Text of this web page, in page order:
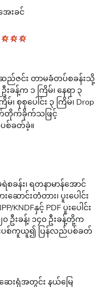
ေးခင်
ည်ဇင်း တာမခံတပ်စခန်းသို့
ဦးခန့်က ၁ ကြိမ်၊ နေရာ ၃
၊ စုစုပေါင်း ၃ ကြိမ်၊ Drop
ခတ်တိုက်ခိုက်သဖြင့်
စ်ခတ်ခဲ့။
ခန်း၊ ရတနာမာန်အောင်
ဆောင်းတံတား၊ ပူးပေါင်း
KNDFနှင့် PDF ပူးပေါင်း
၀ ဦးခန့်၊ ၁၄၀ ဦးခန့်တို့က
ပစ်ကူယူ၍ ပြန်လည်ပစ်ခတ်
ေးရုံအတွင်း နယ်မြေ